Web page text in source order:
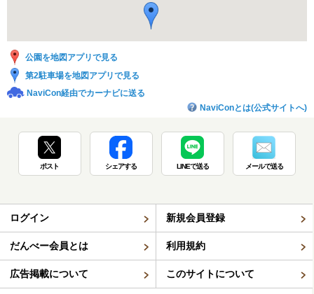
公園を地図アプリで見る
第2駐車場を地図アプリで見る
NaviCon経由でカーナビに送る
NaviConとは(公式サイトへ)
ポスト シェアする LINEで送る メールで送る
ログイン 新規会員登録
だんべー会員とは 利用規約
広告掲載について このサイトについて